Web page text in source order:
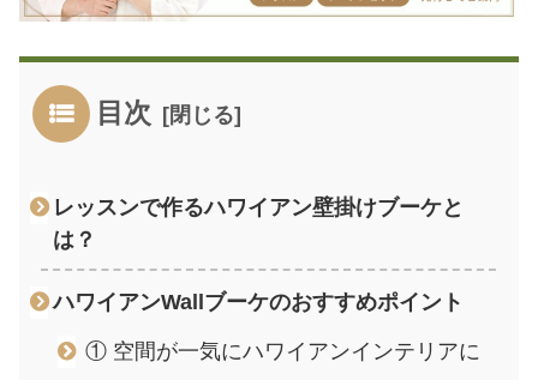
目次
レッスンで作るハワイアン壁掛けブーケと
は？
ハワイアンWallブーケのおすすめポイント
① 空間が一気にハワイアンインテリアに